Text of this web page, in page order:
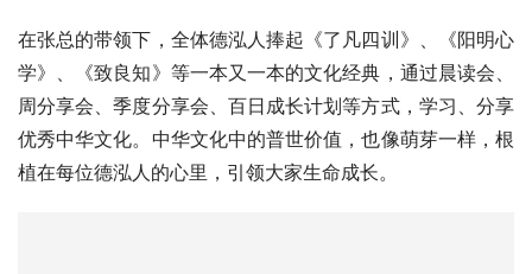
在张总的带领下，全体德泓人捧起《了凡四训》、《阳明心
学》、《致良知》等一本又一本的文化经典，通过晨读会、
周分享会、季度分享会、百日成长计划等方式，学习、分享
优秀中华文化。中华文化中的普世价值，也像萌芽一样，根
植在每位德泓人的心里，引领大家生命成长。